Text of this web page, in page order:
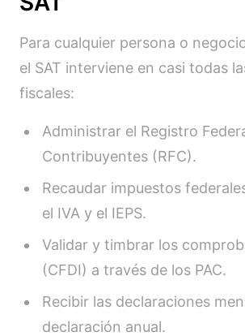
Para cualquier persona o
el SAT interviene en casi todas
fiscales:
Administrar el Registro
Contribuyentes (RFC).
Recaudar impuestos
el IVA y el IEPS.
Validar y timbrar los
(CFDI) a través de los PAC.
Recibir las declaraciones
declaración anual.